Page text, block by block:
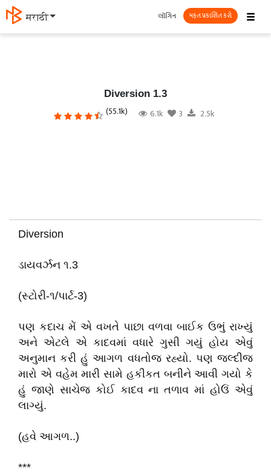
मराठी ☰
લૉગિન મફત પ્રકાશિત કરો
Diversion 1.3
(55.1k) 6.1k 3 2.5k
Diversion
ડાયવર્ઝન ૧.3
(સ્ટોરી-૧/પાર્ટ-3)
પણ કદાચ મેં એ વખતે પાછા વળવા બાઈક ઉભું રાખ્યું
અને એટલે એ કાદવમાં વધારે ગુસી ગયું હોય એવું
અનુમાન કરી હું આગળ વધતોજ રહ્યો. પણ જલ્દીજ
મારો એ વહેમ મારી સામે હકીકત બનીને આવી ગયો કે
હું જાણે સાચેજ કોઈ કાદવ ના તળાવ માં હોઉં એવું
લાગ્યું.
(હવે આગળ..)
***